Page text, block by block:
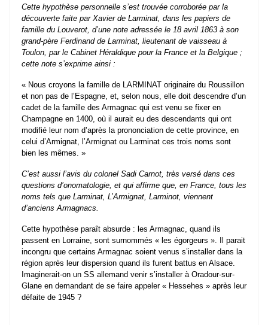
Cette hypothèse personnelle s’est trouvée corroborée par la
découverte faite par Xavier de Larminat, dans les papiers de
famille du Louverot, d’une note adressée le 18 avril 1863 à son
grand-père Ferdinand de Larminat, lieutenant de vaisseau à
Toulon, par le Cabinet Héraldique pour la France et la Belgique ;
cette note s’exprime ainsi :
« Nous croyons la famille de LARMINAT originaire du Roussillon
et non pas de l’Espagne, et, selon nous, elle doit descendre d’un
cadet de la famille des Armagnac qui est venu se fixer en
Champagne en 1400, où il aurait eu des descendants qui ont
modifié leur nom d’après la prononciation de cette province, en
celui d’Armignat, l’Armignat ou Larminat ces trois noms sont
bien les mêmes. »
C’est aussi l’avis du colonel Sadi Carnot, très versé dans ces
questions d’onomatologie, et qui affirme que, en France, tous les
noms tels que Larminat, L’Armignat, Larminot, viennent
d’anciens Armagnacs.
Cette hypothèse paraît absurde : les Armagnac, quand ils
passent en Lorraine, sont surnommés « les égorgeurs ». Il parait
incongru que certains Armagnac soient venus s’installer dans la
région après leur dispersion quand ils furent battus en Alsace.
Imaginerait-on un SS allemand venir s’installer à Oradour-sur-
Glane en demandant de se faire appeler « Hessehes » après leur
défaite de 1945 ?